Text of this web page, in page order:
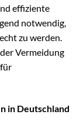
effiziente
notwendig,
zu werden.
Vermeidung
in Deutschland